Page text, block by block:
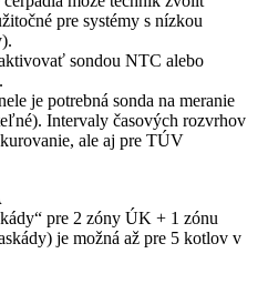
pre systémy s nízkou
sondou NTC alebo
je potrebná sonda na meranie
Intervaly časových rozvrhov
ale aj pre TÚV
pre 2 zóny ÚK + 1 zónu
je možná až pre 5 kotlov v